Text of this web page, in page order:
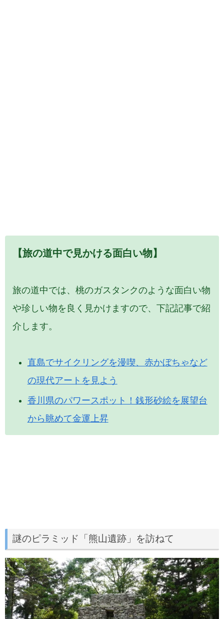
【旅の道中で見かける面白い物】
旅の道中では、桃のガスタンクのような面白い物
や珍しい物を良く見かけますので、下記記事で紹
介します。
直島でサイクリングを漫喫、赤かぼちゃなど
の現代アートを見よう
香川県のパワースポット！銭形砂絵を展望台
から眺めて金運上昇
謎のピラミッド「熊山遺跡」を訪ねて